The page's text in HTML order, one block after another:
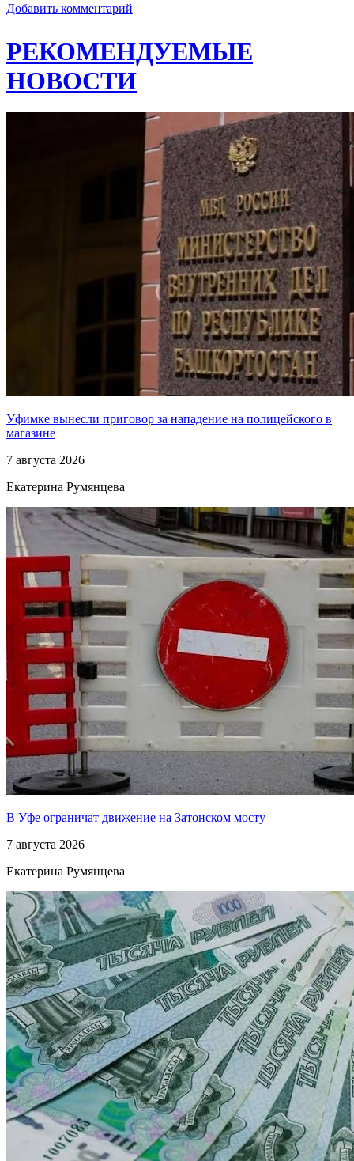
Добавить комментарий
РЕКОМЕНДУЕМЫЕ
НОВОСТИ
Уфимке вынесли приговор за нападение на полицейского в
магазине
7 августа 2026
Екатерина Румянцева
В Уфе ограничат движение на Затонском мосту
7 августа 2026
Екатерина Румянцева